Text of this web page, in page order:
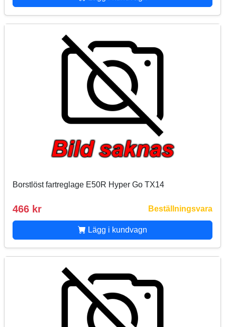
Borstlöst fartreglage E50R Hyper Go TX14
466 kr Beställningsvara
Lägg i kundvagn